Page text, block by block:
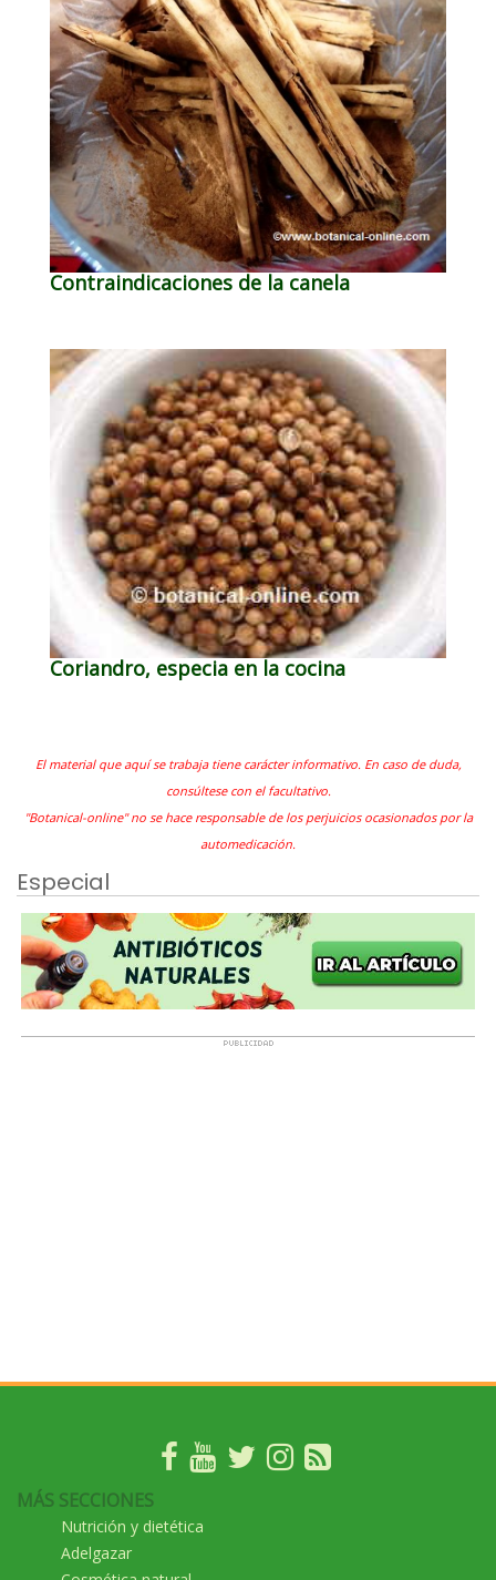
Contraindicaciones de la canela
Coriandro, especia en la cocina
El material que aquí se trabaja tiene carácter informativo. En caso de duda,
consúltese con el facultativo.
"Botanical-online" no se hace responsable de los perjuicios ocasionados por la
automedicación.
Especial
MÁS SECCIONES
Nutrición y dietética
Adelgazar